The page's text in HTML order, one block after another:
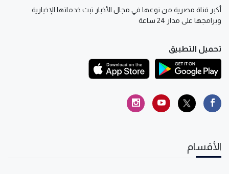
أكبر قناة مصرية من نوعها في مجال الأخبار تبث خدماتها الإخبارية
وبرامجها على مدار 24 ساعة
تحميل التطبيق
الأقسام